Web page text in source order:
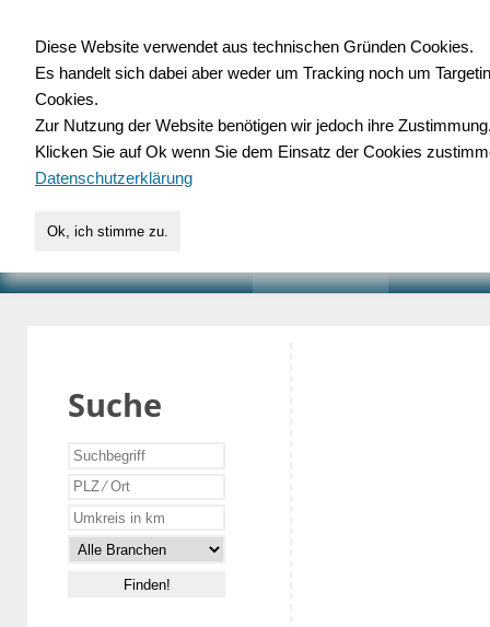
für Handwerk,
Suche
Diese Website verwendet aus technischen Gründen Cookies.
Es handelt sich dabei aber weder um Tracking noch um
Cookies.
Zur Nutzung der Website benötigen wir jedoch ihre
Klicken Sie auf Ok wenn Sie dem Einsatz der Cookies
Datenschutzerklärung
Ok, ich stimme zu.